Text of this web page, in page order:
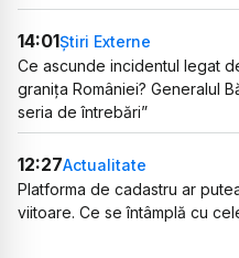
14:01Știri Externe
Ce ascunde incidentul legat
granița României? Generalul
seria de întrebări”
12:27Actualitate
Platforma de cadastru ar
viitoare. Ce se întâmplă cu